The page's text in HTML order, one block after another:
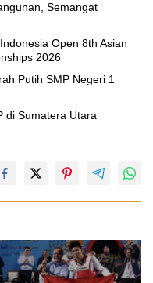
Semangat
Open 8th Asian
2026
Putih SMP Negeri 1
di Sumatera Utara